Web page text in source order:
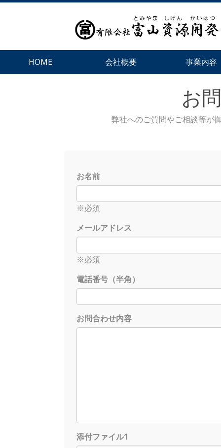
HOME 会社概要 事業内容
お
弊社へのご質問やご相談等が
お名前
※必須
メールアドレス
※必須
電話番号（半角）
お問合わせ内容
添付ファイル1